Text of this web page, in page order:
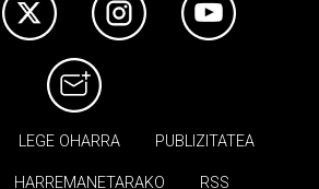
LEGE OHARRA PUBLIZITATEA
HARREMANETARAKO RSS